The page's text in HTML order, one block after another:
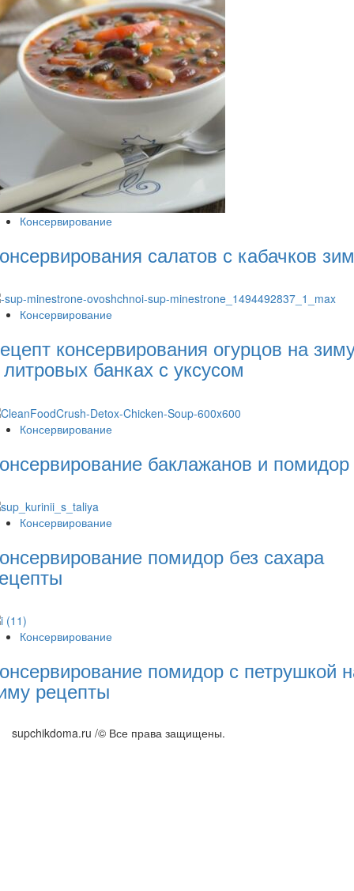
Консервирование
салатов с кабачков
Консервирование
консервирования огурцов на
банках с уксусом
Консервирование
баклажанов и помидор
Консервирование
помидор без сахара
Консервирование
помидор с петрушкой
рецепты
supchikdoma.ru /© Все права защищены.